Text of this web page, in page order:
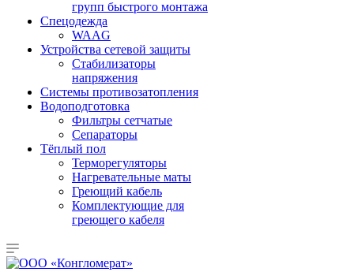
групп быстрого монтажа
Спецодежда
WAAG
Устройства сетевой защиты
Стабилизаторы
напряжения
Системы противозатопления
Водоподготовка
Фильтры сетчатые
Сепараторы
Тёплый пол
Терморегуляторы
Нагревательные маты
Греющий кабель
Комплектующие для
греющего кабеля